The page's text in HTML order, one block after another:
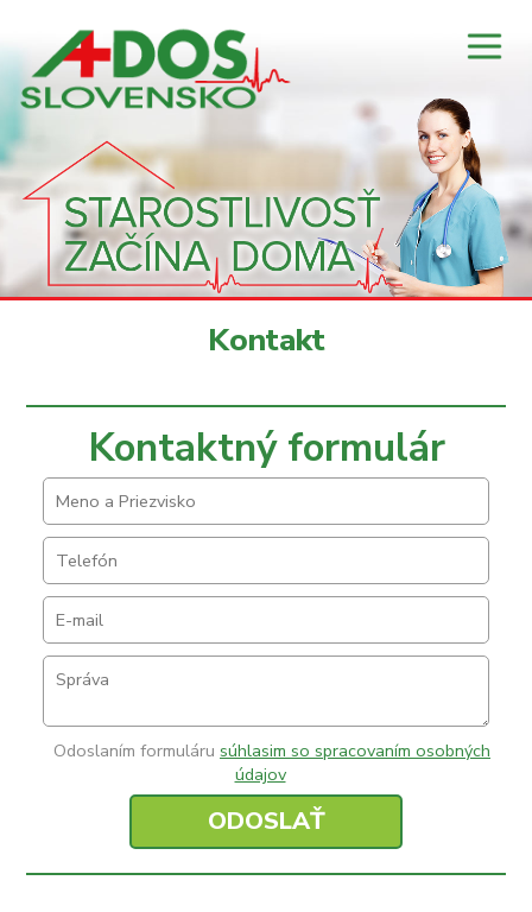
Kontakt
Kontaktný formulár
Odoslaním formuláru súhlasim so spracovaním osobných
údajov